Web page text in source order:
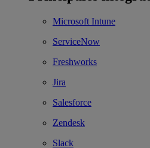
Microsoft Intune
ServiceNow
Freshworks
Jira
Salesforce
Zendesk
Slack